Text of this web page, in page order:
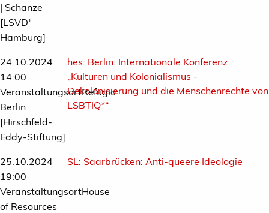
| Schanze
[LSVD⁺
Hamburg]
24.10.2024
14:00
VeranstaltungsortRefugio
Berlin
[Hirschfeld-
Eddy-Stiftung]
hes: Berlin: Internationale Konferenz
„Kulturen und Kolonialismus -
Dekolonisierung und die Menschenrechte von
LSBTIQ*“
25.10.2024
19:00
VeranstaltungsortHouse
of Resources
SL: Saarbrücken: Anti-queere Ideologie